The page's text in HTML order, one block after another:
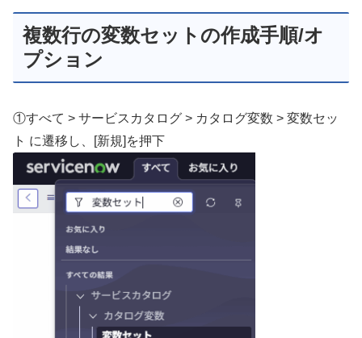
複数行の変数セットの作成手順/オ
プション
①すべて > サービスカタログ > カタログ変数 > 変数セッ
ト に遷移し、[新規]を押下